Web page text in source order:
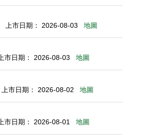
上市日期： 2026-08-03 地圖
上市日期： 2026-08-03 地圖
上市日期： 2026-08-02 地圖
上市日期： 2026-08-01 地圖